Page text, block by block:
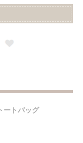
ートバッグ